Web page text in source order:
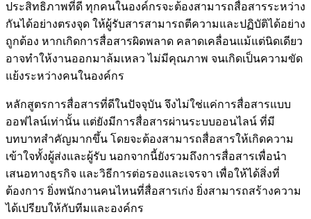
ประสิทธิภาพที่ดี ทุกคนในองค์กรจะต้องสามารถสื่อสารระหว่าง
กันได้อย่างตรงจุด ให้ผู้รับสารสามารถตีความและปฏิบัติได้อย่าง
ถูกต้อง หากเกิดการสื่อสารผิดพลาด คลาดเคลื่อนแม้แต่นิดเดียว
อาจทำให้งานออกมาล้มเหลว ไม่มีคุณภาพ จนเกิดเป็นความขัด
แย้งระหว่างคนในองค์กร
หลักสูตรการสื่อสารที่ดีในปัจจุบัน จึงไม่ใช่แค่การสื่อสารแบบ
ออฟไลน์เท่านั้น แต่ยังมีการสื่อสารผ่านระบบออนไลน์ ที่มี
บทบาทสำคัญมากขึ้น โดยจะต้องสามารถสื่อสารให้เกิดความ
เข้าใจทั้งผู้ส่งและผู้รับ นอกจากนี้ยังรวมถึงการสื่อสารเพื่อนำ
เสนอทางธุรกิจ และวิธีการต่อรองและเจรจา เพื่อให้ได้สิ่งที่
ต้องการ ยิ่งพนักงานคนไหนที่สื่อสารเก่ง ยิ่งสามารถสร้างความ
ได้เปรียบให้กับทีมและองค์กร